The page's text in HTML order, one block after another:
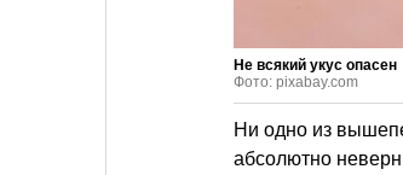
Не всякий укус опасен
Фото: pixabay.com
Ни одно из
абсолютно